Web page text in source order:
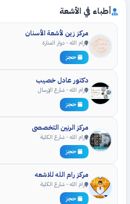
أطباء في الأشعة
مركز زين لأشعة الأسنان
رام الله - دوار المنارة
حجز
دكتور عادل خصيب
رام الله - شارع الإرسال
حجز
مركز الرنين التخصصي
رام الله - شارع الكلية
حجز
مركز رام الله للاشعه
رام الله - شارع الكلية
حجز